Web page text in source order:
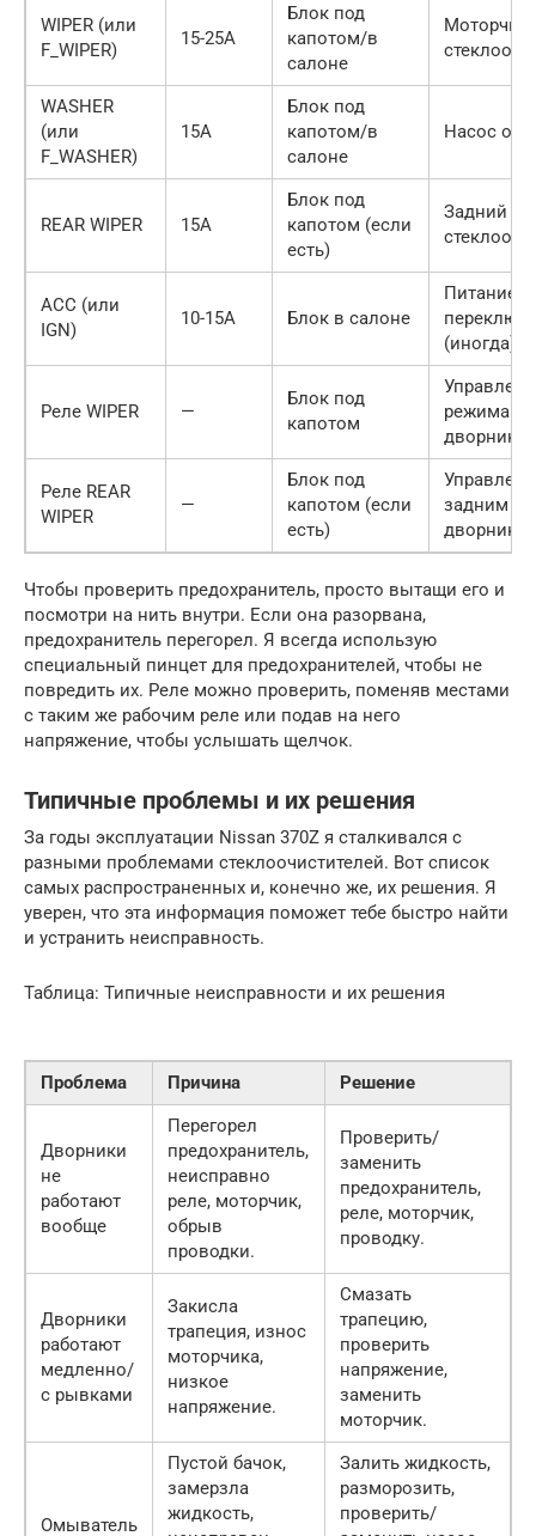
WIPER (или
F_WIPER)
15-25А
Блок под
капотом/в
салоне
Моторчик
WASHER
(или
F_WASHER)
15А
Блок под
капотом/в
салоне
Насос
REAR WIPER 15А
Блок под
капотом (если
есть)
Задний
ACC (или
IGN)
10-15А Блок в салоне
Питание
(иногда).
Реле WIPER —
Блок под
капотом
режимами
Реле REAR
WIPER
—
Блок под
капотом (если
есть)
задним
Чтобы проверить предохранитель, просто вытащи его и
посмотри на нить внутри. Если она разорвана,
предохранитель перегорел. Я всегда использую
специальный пинцет для предохранителей, чтобы не
повредить их. Реле можно проверить, поменяв местами
с таким же рабочим реле или подав на него
напряжение, чтобы услышать щелчок.
Типичные проблемы и их решения
За годы эксплуатации Nissan 370Z я сталкивался с
разными проблемами стеклоочистителей. Вот список
самых распространенных и, конечно же, их решения. Я
уверен, что эта информация поможет тебе быстро найти
и устранить неисправность.
Таблица: Типичные неисправности и их решения
Проблема Причина Решение
Дворники
не
работают
вообще
Перегорел
предохранитель,
неисправно
реле, моторчик,
обрыв
проводки.
Проверить/
заменить
предохранитель,
реле, моторчик,
проводку.
Дворники
работают
медленно/
с рывками
Закисла
трапеция, износ
моторчика,
низкое
напряжение.
Смазать
трапецию,
проверить
напряжение,
заменить
моторчик.
Омыватель
Пустой бачок,
замерзла
жидкость,
Залить жидкость,
разморозить,
проверить/